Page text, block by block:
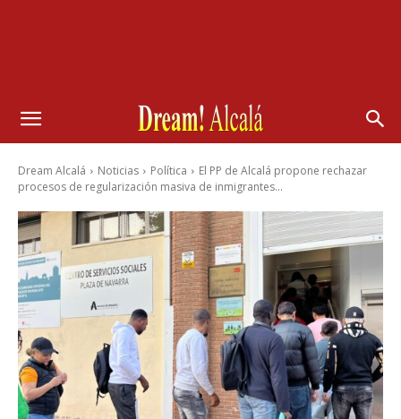
Dream Alcalá Noticias Política
El PP de Alcalá propone rechazar
procesos de regularización masiva de inmigrantes...